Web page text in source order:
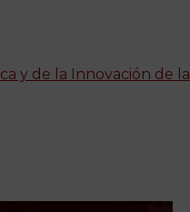
y de la Innovación de la